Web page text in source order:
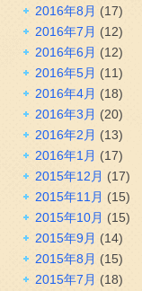
2016年8月 (17)
2016年7月 (12)
2016年6月 (12)
2016年5月 (11)
2016年4月 (18)
2016年3月 (20)
2016年2月 (13)
2016年1月 (17)
2015年12月 (17)
2015年11月 (15)
2015年10月 (15)
2015年9月 (14)
2015年8月 (15)
2015年7月 (18)